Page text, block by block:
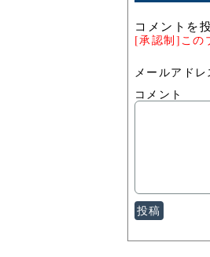
コメントを
[承認制]この
メールアドレ
コメント